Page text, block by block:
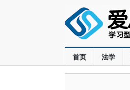
首页 法学